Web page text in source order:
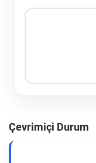
Çevrimiçi Durum